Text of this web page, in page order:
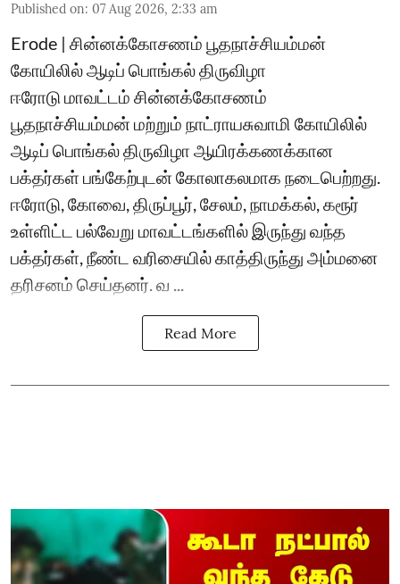
Published on: 07 Aug 2026, 2:33 am
Erode | சின்னக்கோசணம் பூதநாச்சியம்மன்
கோயிலில் ஆடிப் பொங்கல் திருவிழா
ஈரோடு மாவட்டம் சின்னக்கோசணம்
பூதநாச்சியம்மன் மற்றும் நாட்ராயசுவாமி கோயிலில்
ஆடிப் பொங்கல் திருவிழா ஆயிரக்கணக்கான
பக்தர்கள் பங்கேற்புடன் கோலாகலமாக நடைபெற்றது.
ஈரோடு, கோவை, திருப்பூர், சேலம், நாமக்கல், கரூர்
உள்ளிட்ட பல்வேறு மாவட்டங்களில் இருந்து வந்த
பக்தர்கள், நீண்ட வரிசையில் காத்திருந்து அம்மனை
தரிசனம் செய்தனர். வ ...
Read More